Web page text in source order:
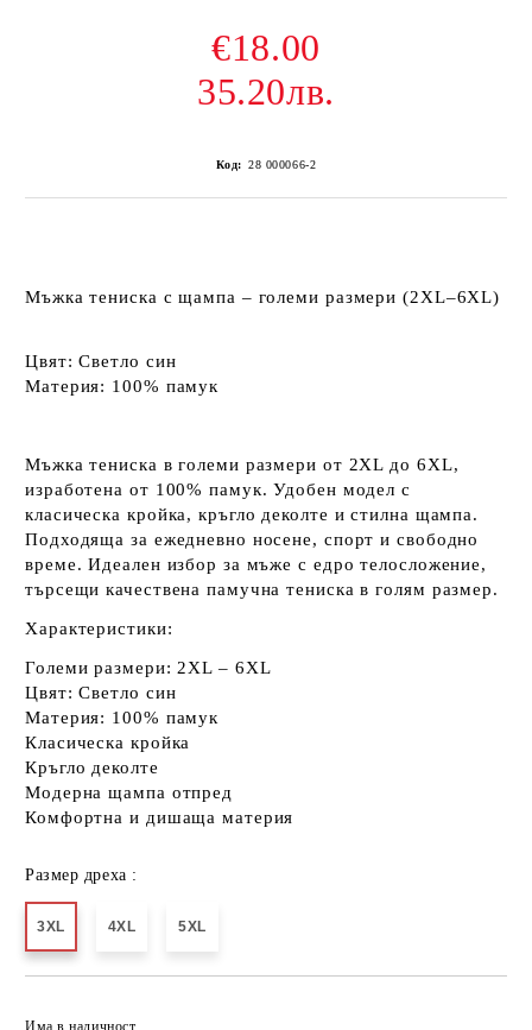
€18.00
35.20лв.
Код: 28 000066-2
Мъжка тениска с щампа – големи размери (2XL–6XL)
Цвят: Светло син
Материя: 100% памук
Мъжка тениска в големи размери от 2XL до 6XL,
изработена от 100% памук. Удобен модел с
класическа кройка, кръгло деколте и стилна щампа.
Подходяща за ежедневно носене, спорт и свободно
време. Идеален избор за мъже с едро телосложение,
търсещи качествена памучна тениска в голям размер.
Характеристики:
Големи размери: 2XL – 6XL
Цвят: Светло син
Материя: 100% памук
Класическа кройка
Кръгло деколте
Модерна щампа отпред
Комфортна и дишаща материя
Размер дреха :
3XL 4XL 5XL
Има в наличност